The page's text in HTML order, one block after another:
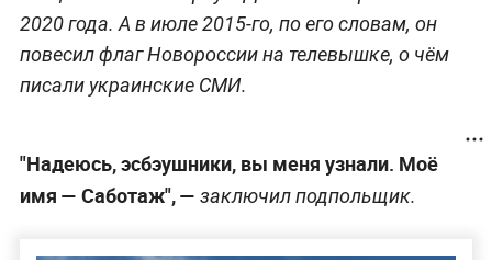
2020 года. А в июле 2015-го, по его словам, он
повесил флаг Новороссии на телевышке, о чём
писали украинские СМИ.
"Надеюсь, эсбэушники, вы меня узнали. Моё
имя — Саботаж", — заключил подпольщик.